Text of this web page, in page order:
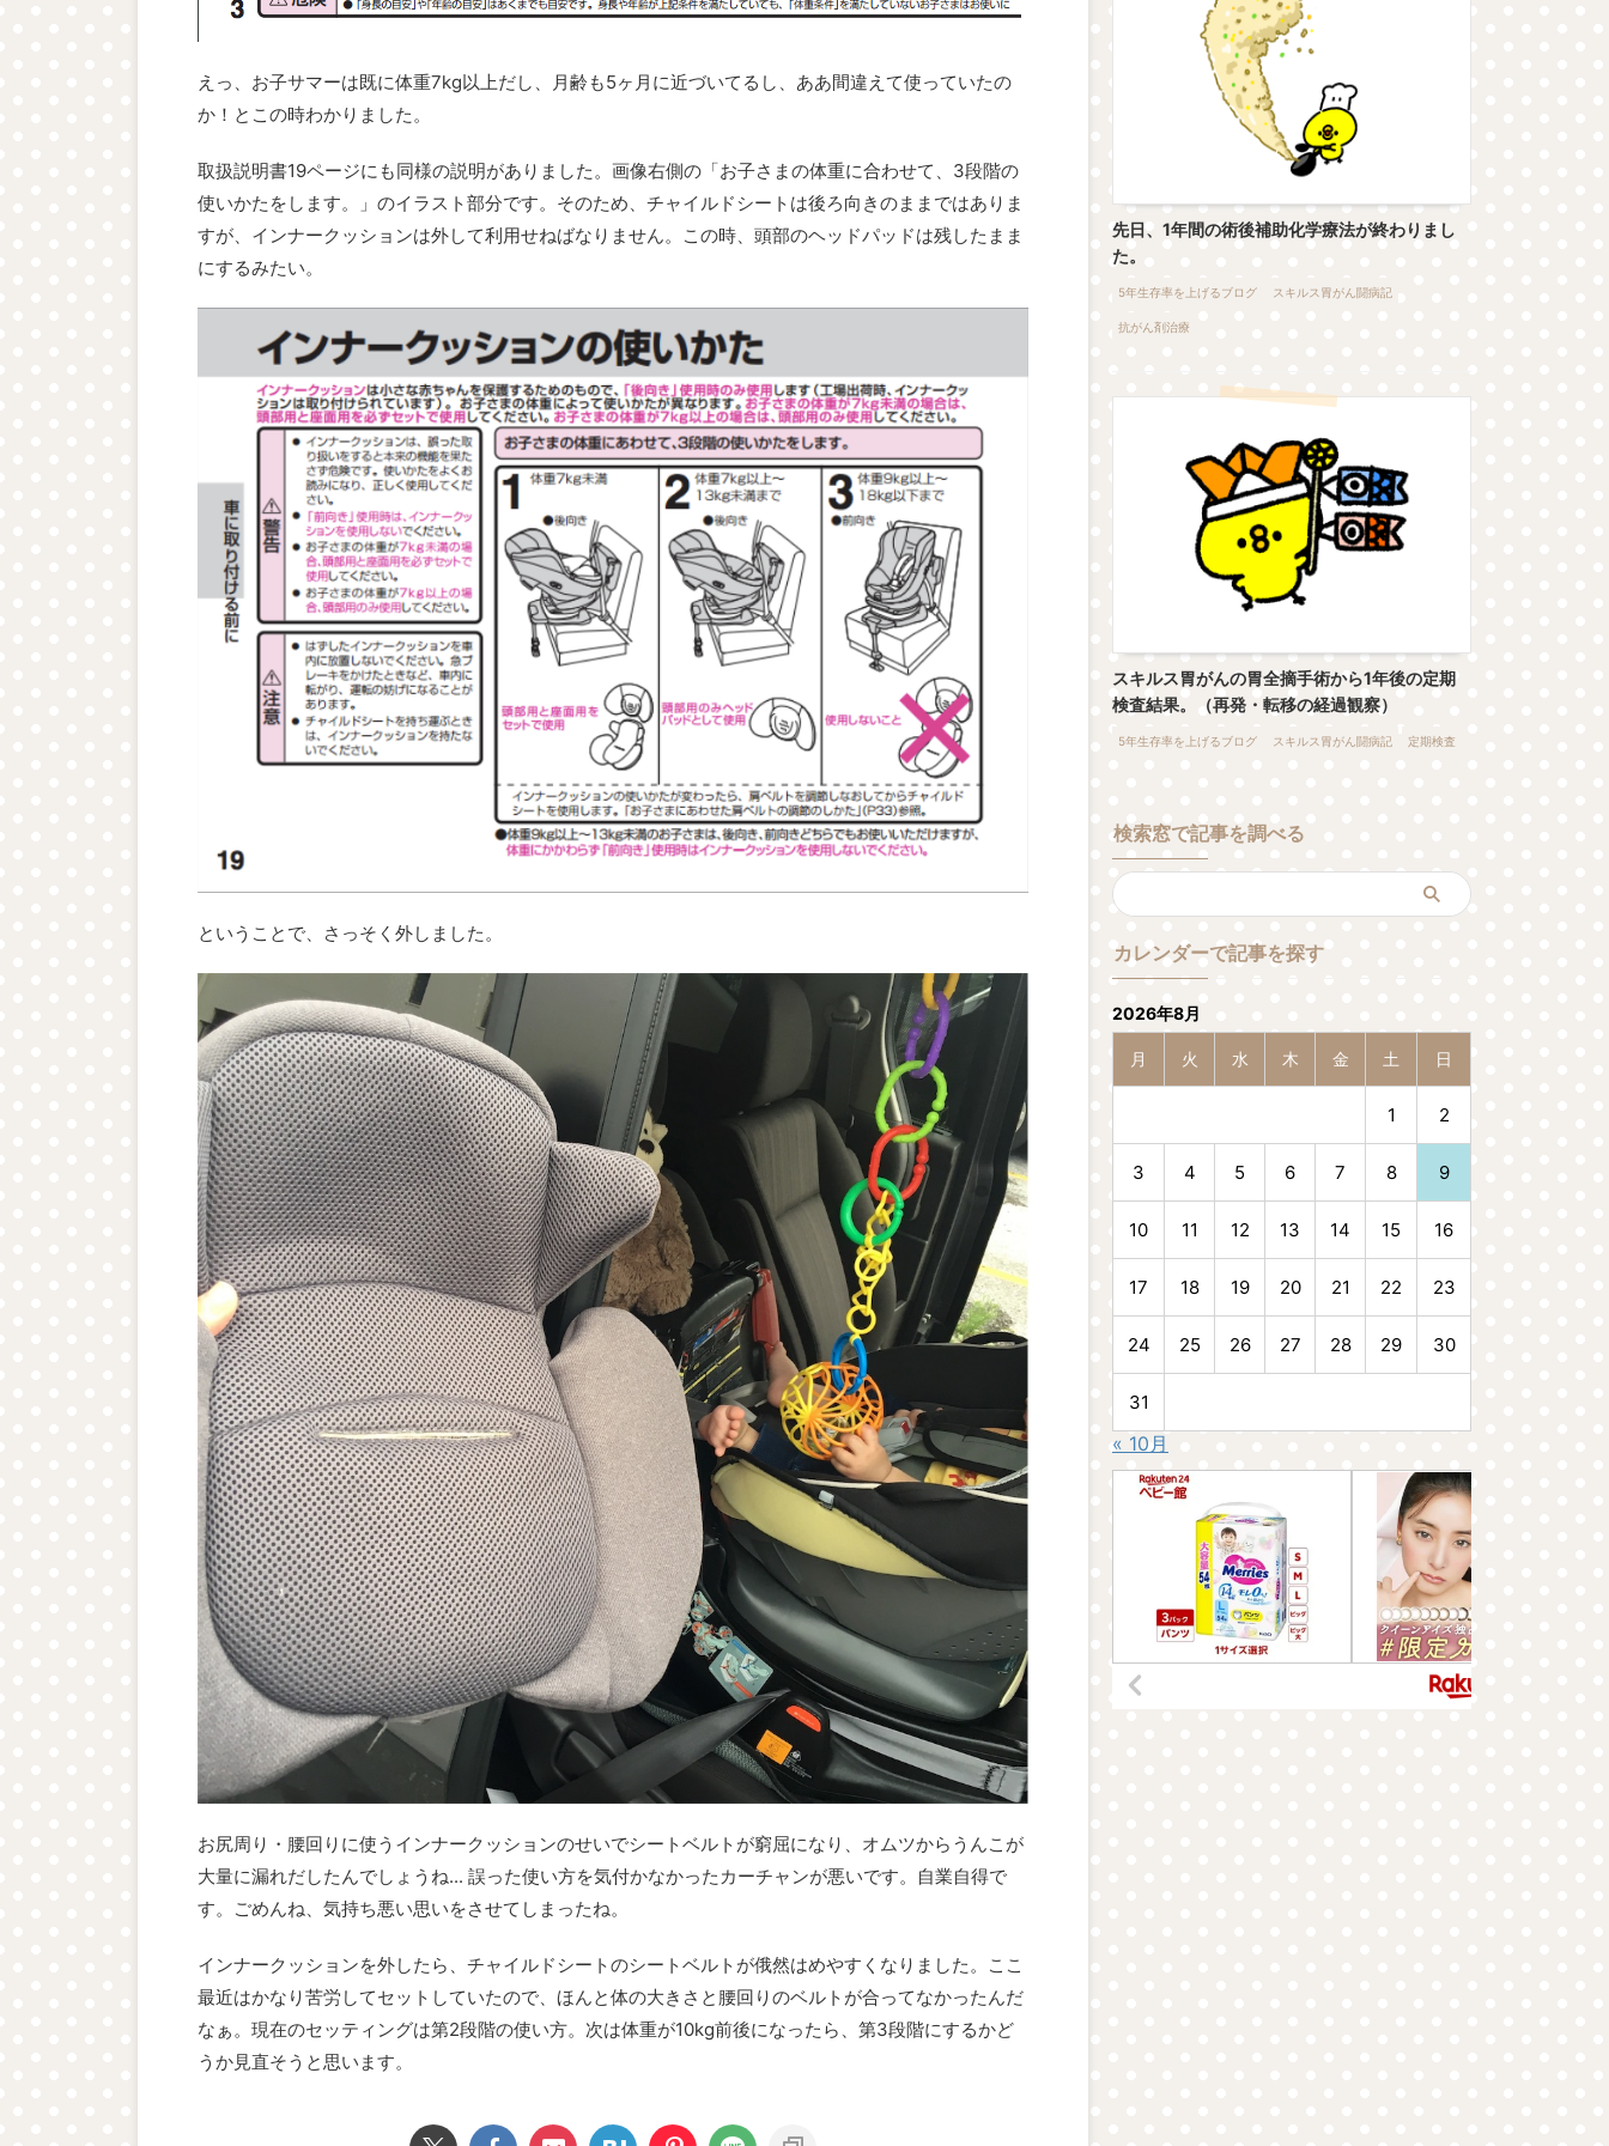
えっ、お子サマーは既に体重7kg以上だし、月齢も5ヶ月に近づいてるし、ああ間違えて使っていたの
か！とこの時わかりました。
取扱説明書19ページにも同様の説明がありました。画像右側の「お子さまの体重に合わせて、3段階の
使いかたをします。」のイラスト部分です。そのため、チャイルドシートは後ろ向きのままではありま
すが、インナークッションは外して利用せねばなりません。この時、頭部のヘッドパッドは残したまま
にするみたい。
ということで、さっそく外しました。
お尻周り・腰回りに使うインナークッションのせいでシートベルトが窮屈になり、オムツからうんこが
大量に漏れだしたんでしょうね... 誤った使い方を気付かなかったカーチャンが悪いです。自業自得で
す。ごめんね、気持ち悪い思いをさせてしまったね。
インナークッションを外したら、チャイルドシートのシートベルトが俄然はめやすくなりました。ここ
最近はかなり苦労してセットしていたので、ほんと体の大きさと腰回りのベルトが合ってなかったんだ
なぁ。現在のセッティングは第2段階の使い方。次は体重が10kg前後になったら、第3段階にするかど
うか見直そうと思います。
先日、1年間の術後補助化学療法が終わりまし
た。
5年生存率を上げるブログ スキルス胃がん闘病記
抗がん剤治療
スキルス胃がんの胃全摘手術から1年後の定期
検査結果。（再発・転移の経過観察）
5年生存率を上げるブログ スキルス胃がん闘病記 定期検査
検索窓で記事を調べる
カレンダーで記事を探す
2026年8月
月 火 水 木 金 土 日
1 2
3 4 5 6 7 8 9
10 11 12 13 14 15 16
17 18 19 20 21 22 23
24 25 26 27 28 29 30
31
« 10月